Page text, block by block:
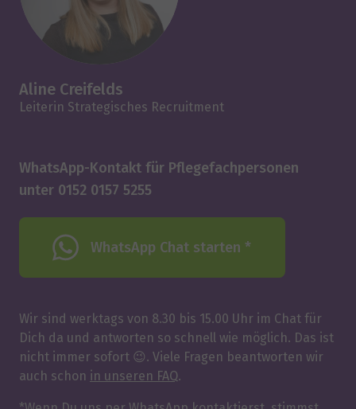
Aline Creifelds
Leiterin Strategisches Recruitment
WhatsApp-Kontakt für Pflegefachpersonen
unter 0152 0157 5255
WhatsApp Chat starten *
Wir sind werktags von 8.30 bis 15.00 Uhr im Chat für
Dich da und antworten so schnell wie möglich. Das ist
nicht immer sofort 😉. Viele Fragen beantworten wir
auch schon in unseren FAQ.